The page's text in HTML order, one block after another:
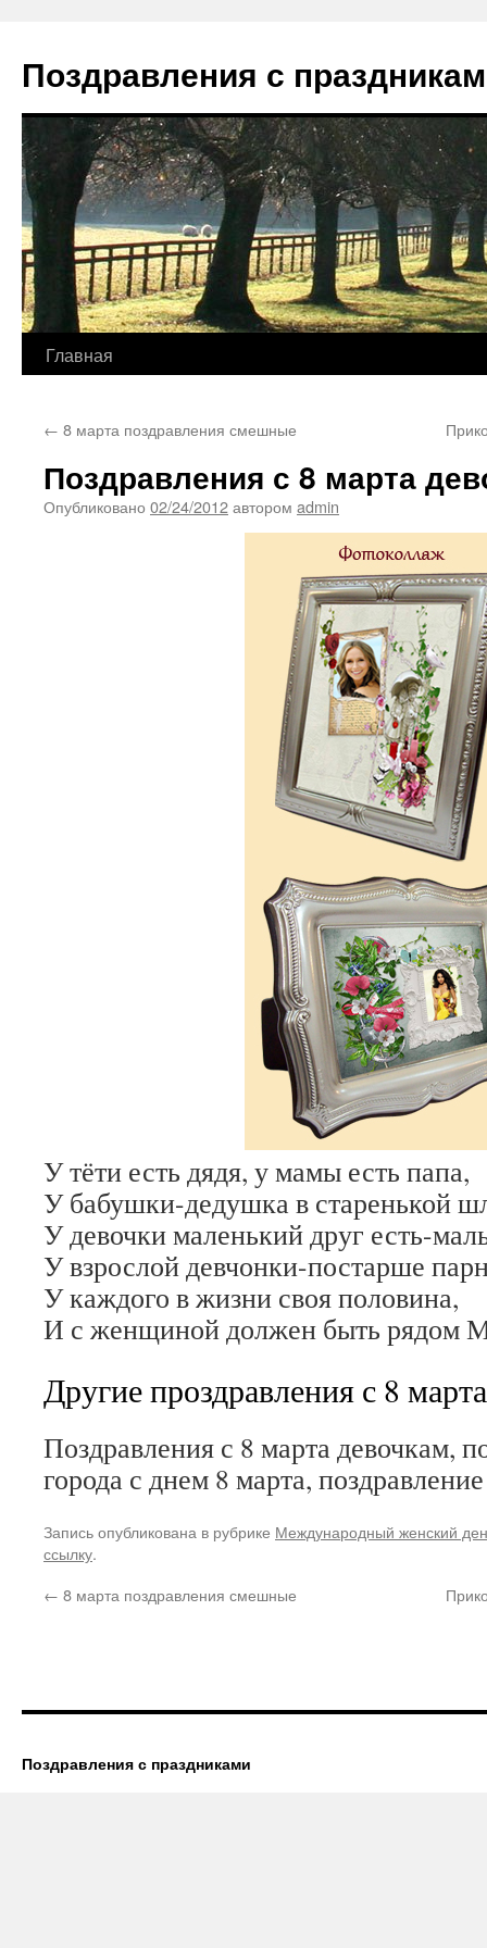
содержимому
Поздравления с
Главная
← 8 марта поздравления смешные
Поздравления с 8 марта
Опубликовано 02/24/2012автором admin
У тёти есть дядя, у мамы есть папа,
У бабушки-дедушка в старенькой
У девочки маленький друг есть-
У взрослой девчонки-постарше
У каждого в жизни своя половина,
И с женщиной должен быть
Другие проздравления с 8 марта
Поздравления с 8 марта девочкам,
города с днем 8 марта,
Запись опубликована в рубрике Международный женский
ссылку.
← 8 марта поздравления смешные
Поздравления с праздниками